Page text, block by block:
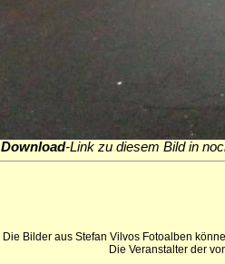
Download-Link zu diesem Bild in
Die Bilder aus Stefan Vilvos Fotoalben
Die Veranstalter der